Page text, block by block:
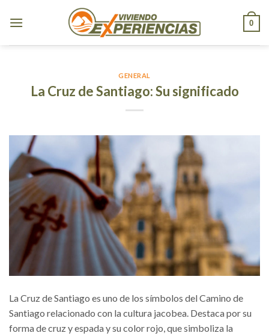
0
GENERAL
La Cruz de Santiago: Su significado
La Cruz de Santiago es uno de los símbolos del Camino de
Santiago relacionado con la cultura jacobea. Destaca por su
forma de cruz y espada y su color rojo, que simboliza la